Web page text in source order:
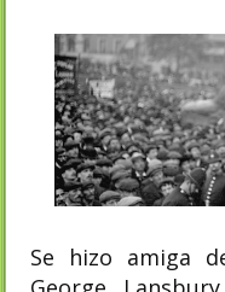
Se hizo amiga